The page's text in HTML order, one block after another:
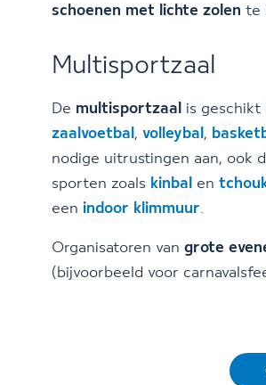
schoenen met lichte zolen te
Multisportzaal
De multisportzaal is geschikt
zaalvoetbal , volleybal ,
nodige uitrustingen aan, ook
sporten zoals kinbal en
een indoor klimmuur.
Organisatoren van grote
(bijvoorbeeld voor